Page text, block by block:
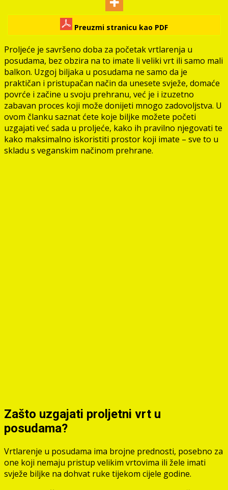
Preuzmi stranicu kao PDF
Proljeće je savršeno doba za početak vrtlarenja u
posudama, bez obzira na to imate li veliki vrt ili samo mali
balkon. Uzgoj biljaka u posudama ne samo da je
praktičan i pristupačan način da unesete svježe, domaće
povrće i začine u svoju prehranu, već je i izuzetno
zabavan proces koji može donijeti mnogo zadovoljstva. U
ovom članku saznat ćete koje biljke možete početi
uzgajati već sada u proljeće, kako ih pravilno njegovati te
kako maksimalno iskoristiti prostor koji imate – sve to u
skladu s veganskim načinom prehrane.
Zašto uzgajati proljetni vrt u
posudama?
Vrtlarenje u posudama ima brojne prednosti, posebno za
one koji nemaju pristup velikim vrtovima ili žele imati
svježe biljke na dohvat ruke tijekom cijele godine.